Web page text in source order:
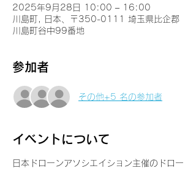
2025年9月28日 10:00 – 16:00
川島町, 日本、〒350-0111 埼玉県比企郡
川島町谷中99番地
参加者
その他+5 名の参加者
イベントについて
日本ドローンアソシエイション主催のドロー